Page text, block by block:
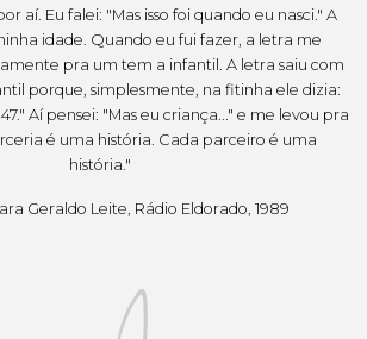
aí. Eu falei: "Mas isso foi quando eu nasci." A
idade. Quando eu fui fazer, a letra me
pra um tem a infantil. A letra saiu com
porque, simplesmente, na fitinha ele dizia:
Aí pensei: "Mas eu criança..." e me levou pra
é uma história. Cada parceiro é uma
história."
Geraldo Leite, Rádio Eldorado, 1989